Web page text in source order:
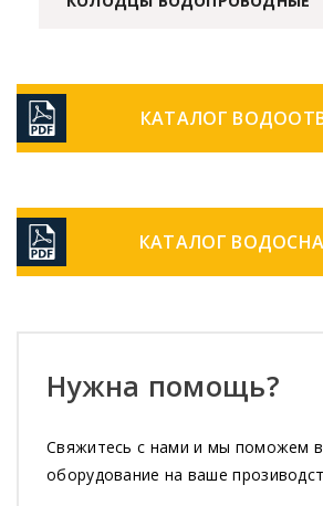
КАТАЛОГ
КАТАЛОГ
Нужна помощь?
Свяжитесь с нами и мы поможем
оборудование на ваше